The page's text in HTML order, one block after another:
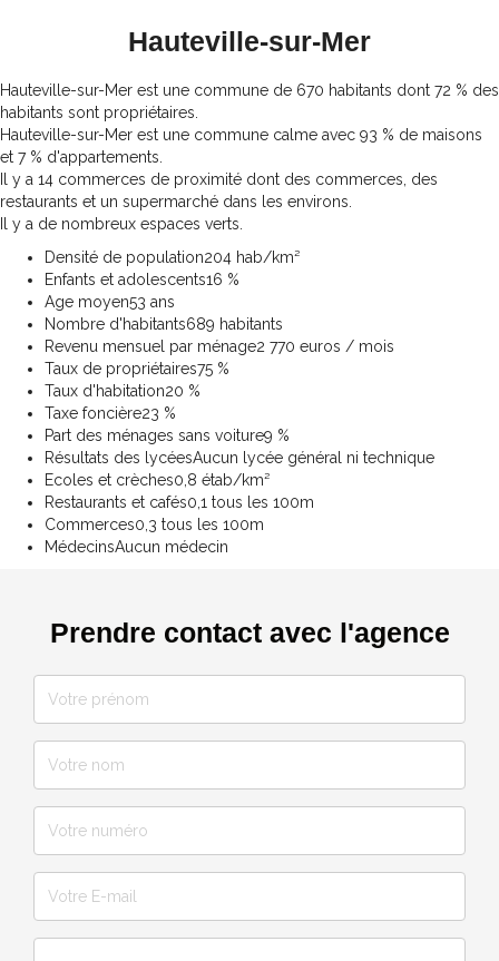
Hauteville-sur-Mer
Hauteville-sur-Mer est une commune de 670 habitants dont 72 % des
habitants sont propriétaires.
Hauteville-sur-Mer est une commune calme avec 93 % de maisons
et 7 % d'appartements.
Il y a 14 commerces de proximité dont des commerces, des
restaurants et un supermarché dans les environs.
Il y a de nombreux espaces verts.
Densité de population204 hab/km²
Enfants et adolescents16 %
Age moyen53 ans
Nombre d'habitants689 habitants
Revenu mensuel par ménage2 770 euros / mois
Taux de propriétaires75 %
Taux d'habitation20 %
Taxe foncière23 %
Part des ménages sans voiture9 %
Résultats des lycéesAucun lycée général ni technique
Ecoles et crèches0,8 étab/km²
Restaurants et cafés0,1 tous les 100m
Commerces0,3 tous les 100m
MédecinsAucun médecin
Prendre contact avec l'agence